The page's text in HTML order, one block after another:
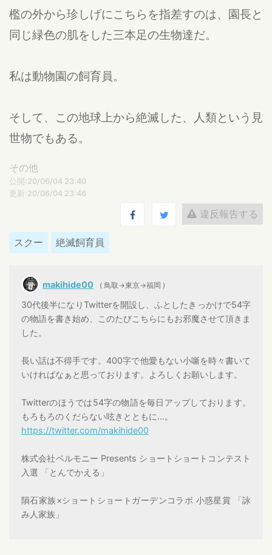
檻の外から珍しげにこちらを指差すのは、園長と
同じ緑色の肌をした三本足の生物達だ。
私は動物園の飼育員。
そして、この地球上から絶滅した、人類という見
世物でもある。
その他
公開:20/06/04 23:40
更新:20/06/04 23:46
違反報告する
スクー 絶滅飼育員
makihide00 ( 鳥取→東京→福岡 )
30代後半になりTwitterを開設し、ふとしたきっかけで54字
の物語を書き始め、このたびこちらにもお邪魔させて頂きま
した。
長い話は不得手です。400字で他愛もない小噺を時々書いて
いければなぁと思っております。よろしくお願いします。
Twitterのほうでは54字の物語を毎日アップしております。
もろもろのくだらない呟きとともに…。
https://twitter.com/makihide00
株式会社ベルモニー Presents ショートショートコンテスト
入選 「とんでかえる」
隕石家族×ショートショートガーデンコラボ 小惑星賞 「詠
み人家族」